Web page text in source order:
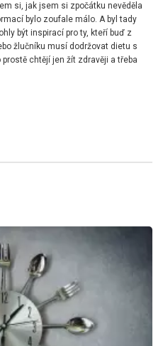
si, jak jsem si zpočátku nevěděla
bylo zoufale málo. A byl tady
být inspirací pro ty, kteří buď z
žlučníku musí dodržovat dietu s
chtějí jen žít zdravěji a třeba